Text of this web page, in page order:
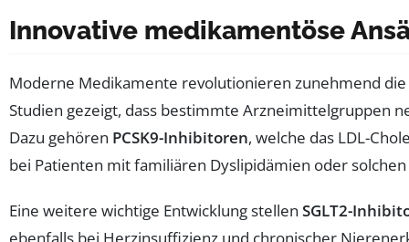
Innovative medikamentöse
Moderne Medikamente revolutionieren zunehmend
Studien gezeigt, dass bestimmte Arzneimittelgruppen
Dazu gehören PCSK9-Inhibitoren, welche das LDL-
bei Patienten mit familiären Dyslipidämien oder
Eine weitere wichtige Entwicklung stellen SGLT2-
ebenfalls bei Herzinsuffizienz und chronischer